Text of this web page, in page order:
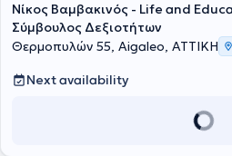
Νίκος Βαμβακινός - Life and
Σύμβουλος Δεξιοτήτων
Θερμοπυλών 55, Aigaleo, ΑΤΤΙΚΗ
Next availability